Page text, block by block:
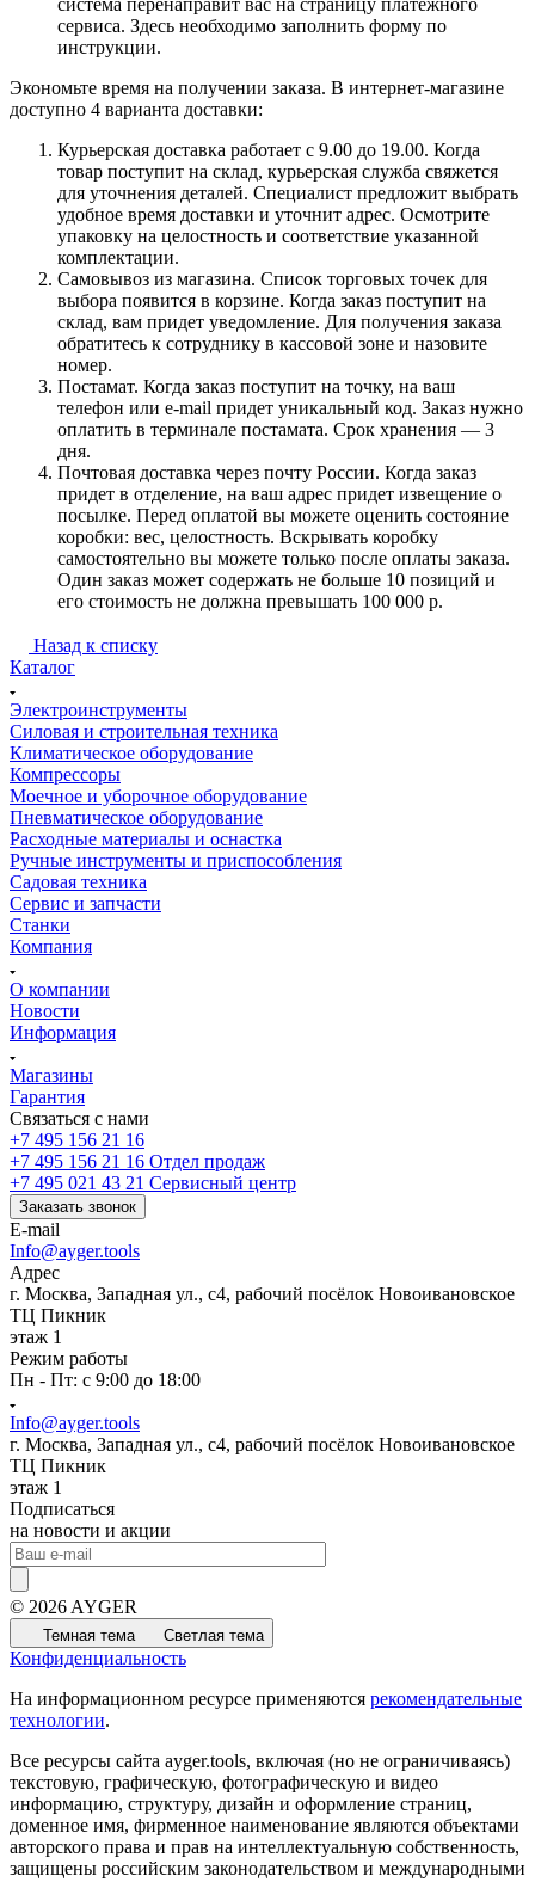
сервиса. Здесь необходимо заполнить форму по
инструкции.
Экономьте время на получении заказа. В интернет-магазине
доступно 4 варианта доставки:
Курьерская доставка работает с 9.00 до 19.00. Когда
товар поступит на склад, курьерская служба свяжется
для уточнения деталей. Специалист предложит выбрать
удобное время доставки и уточнит адрес. Осмотрите
упаковку на целостность и соответствие указанной
комплектации.
Самовывоз из магазина. Список торговых точек для
выбора появится в корзине. Когда заказ поступит на
склад, вам придет уведомление. Для получения заказа
обратитесь к сотруднику в кассовой зоне и назовите
номер.
Постамат. Когда заказ поступит на точку, на ваш
телефон или e-mail придет уникальный код. Заказ нужно
оплатить в терминале постамата. Срок хранения — 3
дня.
Почтовая доставка через почту России. Когда заказ
придет в отделение, на ваш адрес придет извещение о
посылке. Перед оплатой вы можете оценить состояние
коробки: вес, целостность. Вскрывать коробку
самостоятельно вы можете только после оплаты заказа.
Один заказ может содержать не больше 10 позиций и
его стоимость не должна превышать 100 000 р.
Назад к списку
Каталог
Электроинструменты
Силовая и строительная техника
Климатическое оборудование
Компрессоры
Моечное и уборочное оборудование
Пневматическое оборудование
Расходные материалы и оснастка
Ручные инструменты и приспособления
Садовая техника
Сервис и запчасти
Станки
Компания
О компании
Новости
Информация
Магазины
Гарантия
Связаться с нами
+7 495 156 21 16
+7 495 156 21 16 Отдел продаж
+7 495 021 43 21 Cервисный центр
Заказать звонок
E-mail
Info@ayger.tools
Адрес
г. Москва, Западная ул., с4, рабочий посёлок Новоивановское
ТЦ Пикник
этаж 1
Режим работы
Пн - Пт: с 9:00 до 18:00
Info@ayger.tools
г. Москва, Западная ул., с4, рабочий посёлок Новоивановское
ТЦ Пикник
этаж 1
Подписаться
на новости и акции
© 2026 AYGER
Темная тема Светлая тема
Конфиденциальность
На информационном ресурсе применяются рекомендательные
технологии.
Все ресурсы сайта ayger.tools, включая (но не ограничиваясь)
текстовую, графическую, фотографическую и видео
информацию, структуру, дизайн и оформление страниц,
доменное имя, фирменное наименование являются объектами
авторского права и прав на интеллектуальную собственность,
защищены российским законодательством и международными